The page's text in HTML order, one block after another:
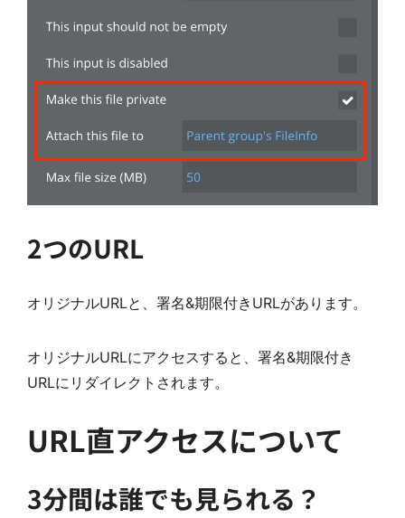
2つのURL
オリジナルURLと、署名&期限付きURLがあります。
オリジナルURLにアクセスすると、署名&期限付き
URLにリダイレクトされます。
URL直アクセスについて
3分間は誰でも見られる？